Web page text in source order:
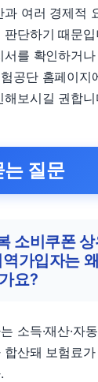
과 여러 경제적
판단하기 때문
서를 확인하거나
공단 홈페이지
해보시길 권합니
질문
소비쿠폰
가입자는
요?
소득·재산·자
합산돼 보험료가